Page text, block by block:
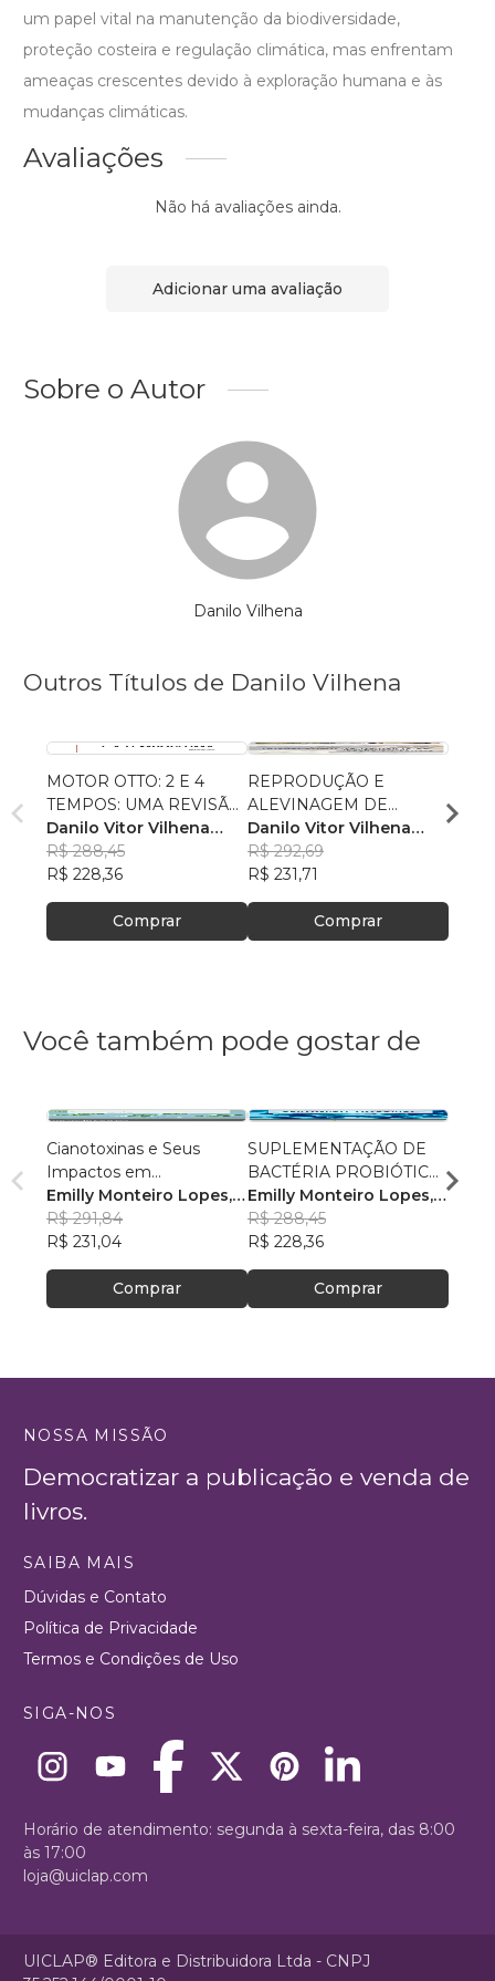
um papel vital na manutenção da biodiversidade,
proteção costeira e regulação climática, mas enfrentam
ameaças crescentes devido à exploração humana e às
mudanças climáticas.
Avaliações
Não há avaliações ainda.
Adicionar uma avaliação
Sobre o Autor
Danilo Vilhena
Outros Títulos de Danilo Vilhena
MOTOR OTTO: 2 E 4
TEMPOS: UMA REVISÃO
DE LITERATURA
Danilo Vitor Vilhena
Batista
R$ 288,45
R$ 228,36
Comprar
REPRODUÇÃO E
ALEVINAGEM DE
TAMBAQUI (Colossoma
macropomum) NO
MUNICÍPIO DE TERRA
ALTA-PA
Danilo Vitor Vilhena
Batista, +7
R$ 292,69
R$ 231,71
Comprar
Você também pode gostar de
Cianotoxinas e Seus
Impactos em
Ecossistemas de Águas
Doces
Emilly Monteiro Lopes,
+4
R$ 291,84
R$ 231,04
Comprar
SUPLEMENTAÇÃO DE
BACTÉRIA PROBIÓTICA
PARA ESPÉCIE
ORNAMENTAL
AMAZÔNICA
Emilly Monteiro Lopes,
+4
R$ 288,45
R$ 228,36
Comprar
NOSSA MISSÃO
Democratizar a publicação e venda de
livros.
SAIBA MAIS
Dúvidas e Contato
Política de Privacidade
Termos e Condições de Uso
SIGA-NOS
Horário de atendimento: segunda à sexta-feira, das 8:00
às 17:00
loja@uiclap.com
UICLAP® Editora e Distribuidora Ltda - CNPJ